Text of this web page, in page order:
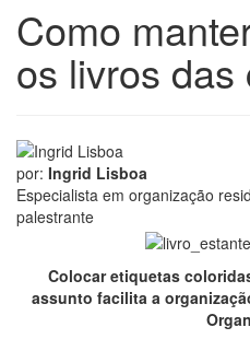
Como
os livros das
por: Ingrid Lisboa
Especialista em organização
palestrante
Colocar etiquetas
assunto facilita a